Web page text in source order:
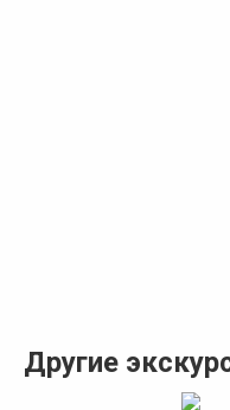
Другие